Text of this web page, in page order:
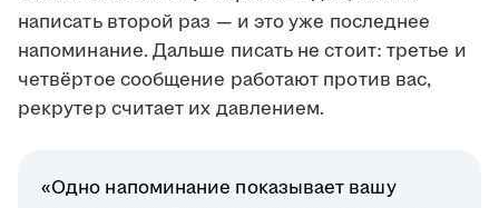
написать второй раз — и это уже последнее
напоминание. Дальше писать не стоит: третье и
четвёртое сообщение работают против вас,
рекрутер считает их давлением.
«Одно напоминание показывает вашу